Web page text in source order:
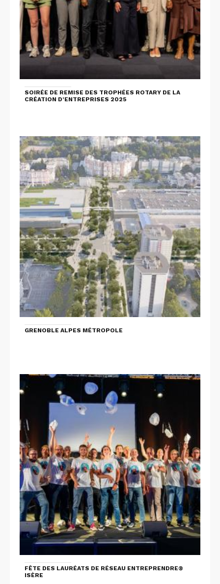
SOIRÉE DE REMISE DES TROPHÉES ROTARY DE LA
CRÉATION D’ENTREPRISES 2025
GRENOBLE ALPES MÉTROPOLE
FÊTE DES LAURÉATS DE RÉSEAU ENTREPRENDRE®
ISÈRE